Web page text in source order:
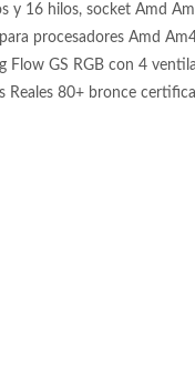
y 16 hilos, socket Amd
procesadores Amd
GS RGB con 4
80+ bronce